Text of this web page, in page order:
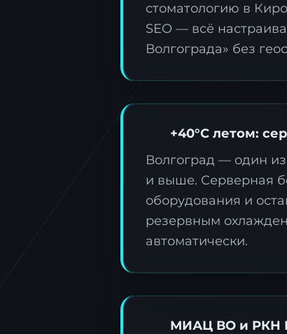
стоматологию в
SEO — всё
Волгограда» без
+40°C летом:
Волгоград — один
и выше. Серверная
оборудования и
резервным
автоматически.
МИАЦ ВО и РКН